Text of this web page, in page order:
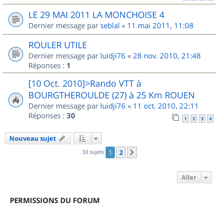
LE 29 MAI 2011 LA MONCHOISE 4
Dernier message par seblal « 11 mai 2011, 11:08
ROULER UTILE
Dernier message par luidji76 « 28 nov. 2010, 21:48
Réponses : 1
[10 Oct. 2010]>Rando VTT à
BOURGTHEROULDE (27) à 25 Km ROUEN
Dernier message par luidji76 « 11 oct. 2010, 22:11
Réponses : 30 1 2 3 4
Nouveau sujet
33 sujets 1 2
Aller
PERMISSIONS DU FORUM